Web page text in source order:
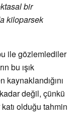
bir
kiloparsek
ile gözlemlediler
bu ışık
kaynaklandığını
değil, çünkü
olduğu tahmin